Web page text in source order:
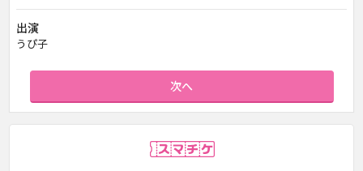
出演
うぴ子
次へ